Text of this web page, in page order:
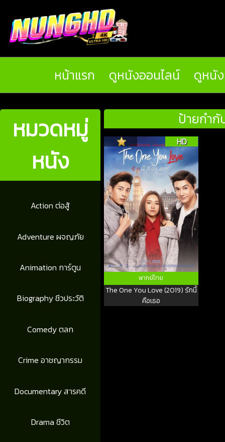
หน้าแรก ดูหนังออนไลน์ ดูหนั
หมวดหมู่
หนัง
Action ต่อสู้
Adventure ผจญภัย
Animation การ์ตูน
Biography ชีวประวัติ
Comedy ตลก
Crime อาชญากรรม
Documentary สารคดี
Drama ชีวิต
ป้ายกำกั
HD
พากย์ไทย
The One You Love (2019) รักนี้
คือเธอ